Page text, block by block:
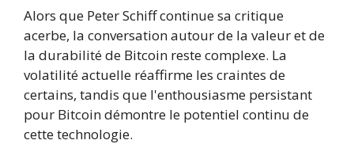
Alors que Peter Schiff continue sa critique
acerbe, la conversation autour de la valeur et de
la durabilité de Bitcoin reste complexe. La
volatilité actuelle réaffirme les craintes de
certains, tandis que l'enthousiasme persistant
pour Bitcoin démontre le potentiel continu de
cette technologie.